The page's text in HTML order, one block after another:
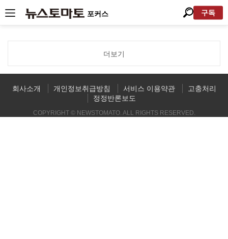
포커스 구독
더보기
회사소개 개인정보취급방침 서비스 이용약관
고충처리
정정반론보도
COPYRIGHT © NEWSTOMATO. ALL RIGHTS RESERVED.